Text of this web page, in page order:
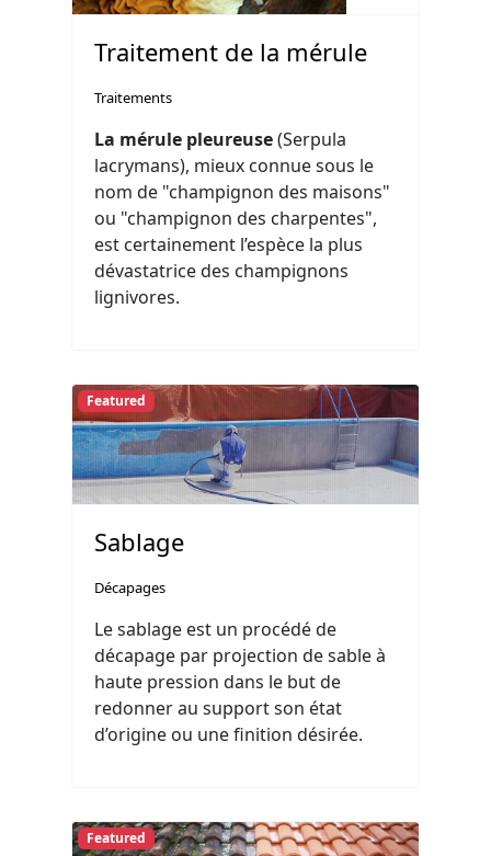
Traitement de la mérule
Traitements
La mérule pleureuse(Serpula
lacrymans), mieux connue sous le
nom de "champignon des maisons"
ou "champignon des charpentes",
est certainement l’espèce la plus
dévastatrice des champignons
lignivores.
Featured
Sablage
Décapages
Le sablage est un procédé de
décapage par projection de sable à
haute pression dans le but de
redonner au support son état
d’origine ou une finition désirée.
Featured